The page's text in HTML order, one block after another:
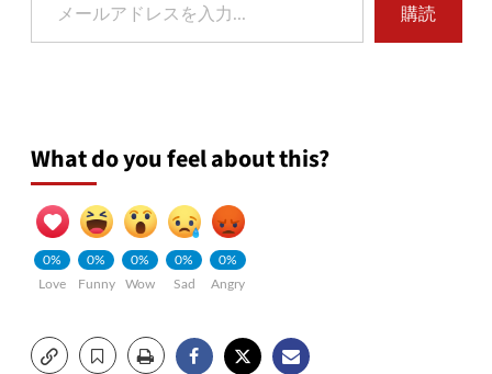
購読
What do you feel about this?
0%
Love
0%
Funny
0%
Wow
0%
Sad
0%
Angry